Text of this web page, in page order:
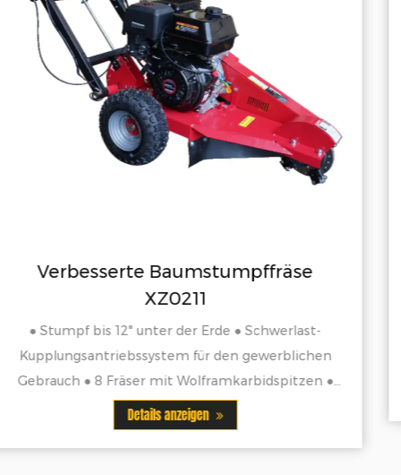
●
Heckbagger mit 10″-
BAGGERLADER MIT 10" EIMER
◆9 PS BENZINMOTOR
ECHT
Details anzeigen